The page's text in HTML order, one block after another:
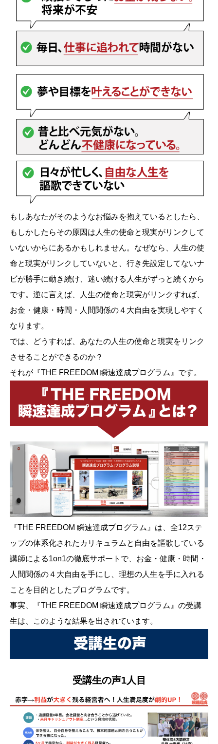
もしあなたがそのようなお悩みを抱えているとしたら、
もしかしたらその原因は人生の使命と現実がリンクして
いないからにあるかもしれません。なぜなら、人生の使
命と現実がリンクしていないと、行き先設定してないナ
ビが勝手に動き続け、迷い続ける人生がずっと続くから
です。逆に言えば、人生の使命と現実がリンクすれば、
お金・健康・時間・人間関係の４大自由を実現しやすく
なります。
では、どうすれば、あなたの人生の使命と現実をリンク
させることができるのか？
それが『THE FREEDOM 瞬速達成プログラム』です。
『THE FREEDOM 瞬速達成プログラム』は、全12ステ
ップの体系化されたカリキュラムと自由を謳歌している
講師による1on1の徹底サポートで、お金・健康・時間・
人間関係の４大自由を手にし、理想の人生を手に入れる
ことを目的としたプログラムです。
事実、『THE FREEDOM 瞬速達成プログラム』の受講
生は、このような結果を出されています。
受講生の声1人目